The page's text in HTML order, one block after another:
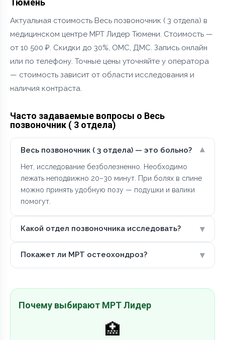
Тюмень
Актуальная стоимость Весь позвоночник ( 3 отдела) в
медицинском центре МРТ Лидер Тюмени. Стоимость —
от 10 500 ₽. Скидки до 30%, ОМС, ДМС. Запись онлайн
или по телефону. Точные цены уточняйте у оператора
— стоимость зависит от области исследования и
наличия контраста.
Часто задаваемые вопросы о Весь
позвоночник ( 3 отдела)
Весь позвоночник ( 3 отдела) — это больно? ▾
Нет, исследование безболезненно. Необходимо
лежать неподвижно 20–30 минут. При болях в спине
можно принять удобную позу — подушки и валики
помогут.
Какой отдел позвоночника исследовать? ▾
Покажет ли МРТ остеохондроз? ▾
Почему выбирают МРТ Лидер
🏥